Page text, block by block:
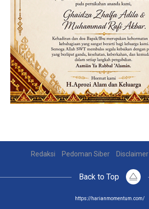
Redaksi Pedoman Siber Disclaimer
Back to Top
https://harianmomentum.com/